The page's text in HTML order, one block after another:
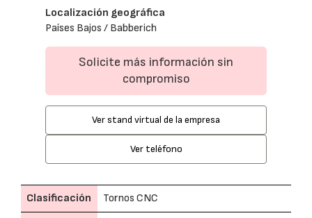
Localización geográfica
Países Bajos / Babberich
Solicite más información sin
compromiso
Ver stand virtual de la empresa
Ver teléfono
Clasificación Tornos CNC